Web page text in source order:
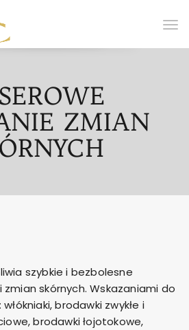
ZMIAN
szybkie i bezbolesne
zmian skórnych. Wskazaniami do
brodawki zwykłe i
brodawki łojotokowe,